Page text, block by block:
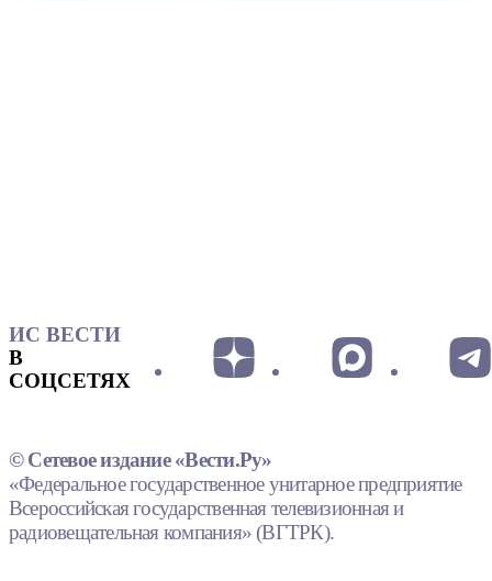
ИС ВЕСТИ
В
СОЦСЕТЯХ
© Сетевое издание «Вести.Ру»
«Федеральное государственное унитарное предприятие
Всероссийская государственная телевизионная и
радиовещательная компания» (ВГТРК).